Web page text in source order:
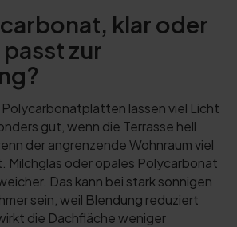
klar oder
zur
Polycarbonatplatten lassen viel Licht
gut, wenn die Terrasse hell
der angrenzende Wohnraum viel
Milchglas oder opales Polycarbonat
Das kann bei stark sonnigen
sein, weil Blendung reduziert
die Dachfläche weniger